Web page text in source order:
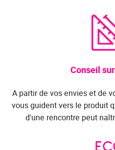
Conseil
A partir de vos envies et de
vous guident vers le produit
d'une rencontre peut